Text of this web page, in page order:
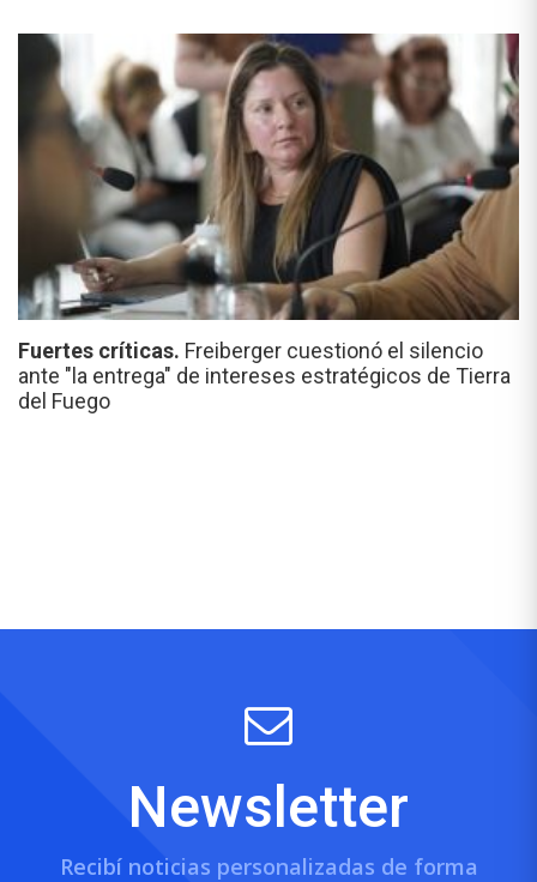
Fuertes críticas. Freiberger cuestionó el silencio
ante "la entrega" de intereses estratégicos de Tierra
del Fuego
Newsletter
Recibí noticias personalizadas de forma